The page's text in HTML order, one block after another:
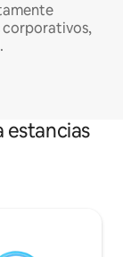
corporativos,
estancias